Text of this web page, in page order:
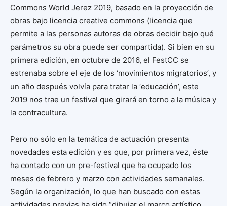
Commons World Jerez 2019, basado en la proyección de
obras bajo licencia creative commons (licencia que
permite a las personas autoras de obras decidir bajo qué
parámetros su obra puede ser compartida). Si bien en su
primera edición, en octubre de 2016, el FestCC se
estrenaba sobre el eje de los ‘movimientos migratorios’, y
un año después volvía para tratar la ‘educación’, este
2019 nos trae un festival que girará en torno a la música y
la contracultura.
Pero no sólo en la temática de actuación presenta
novedades esta edición y es que, por primera vez, éste
ha contado con un pre-festival que ha ocupado los
meses de febrero y marzo con actividades semanales.
Según la organización, lo que han buscado con estas